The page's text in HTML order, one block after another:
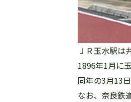
ＪＲ玉水駅は
1896年1月に
同年の3月13
なお、奈良鉄